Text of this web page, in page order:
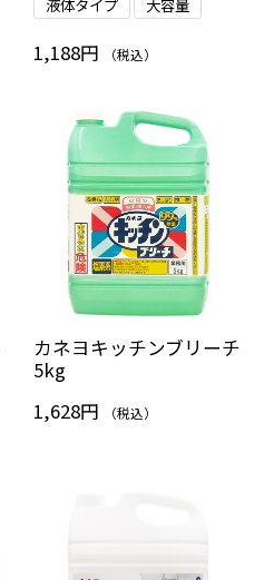
1,188円 （税込）
カネヨキッチンブリーチ
5kg
1,628円
（税込）